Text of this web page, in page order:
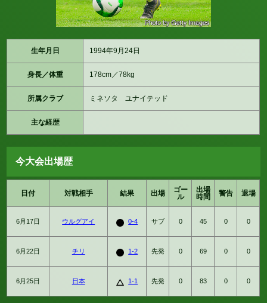
生年月日 1994年9月24日
身長／体重 178cm／78kg
所属クラブ ミネソタ ユナイテッド
主な経歴
今大会出場歴
日付 対戦相手 結果 出場
ゴー
ル
出場
時間
警告 退場
6月17日 ウルグアイ 0-4 サブ 0 45 0 0
6月22日 チリ 1-2 先発 0 69 0 0
6月25日 日本 1-1 先発 0 83 0 0